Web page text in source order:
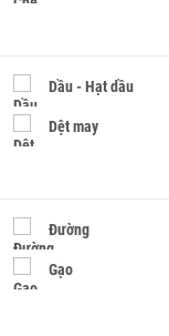
Dầu - Hạt dầu
Dệt may
Đường
Gạo